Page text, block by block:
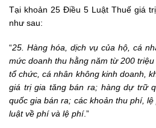
Tại khoản 25 Điều 5 Luật Thuế giá
như sau:
“25. Hàng hóa, dịch vụ của hộ, cá
mức doanh thu hằng năm từ 200
tổ chức, cá nhân không kinh doanh,
giá trị gia tăng bán ra; hàng dự trữ
quốc gia bán ra; các khoản thu phí,
luật về phí và lệ phí.”